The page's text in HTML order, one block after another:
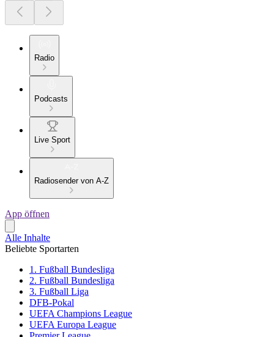
Radio
Podcasts
Live Sport
Radiosender von A-Z
App öffnen
Alle Inhalte
Beliebte Sportarten
1. Fußball Bundesliga
2. Fußball Bundesliga
3. Fußball Liga
DFB-Pokal
UEFA Champions League
UEFA Europa League